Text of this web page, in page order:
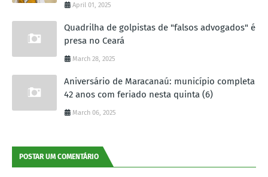
April 01, 2025
Quadrilha de golpistas de "falsos advogados" é
presa no Ceará
March 28, 2025
Aniversário de Maracanaú: município completa
42 anos com feriado nesta quinta (6)
March 06, 2025
POSTAR UM COMENTÁRIO